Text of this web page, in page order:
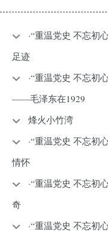
·“重温党史 不忘初
足迹
·“重温党史 不忘初
——毛泽东在1929
烽火小竹湾
·“重温党史 不忘初
情怀
·“重温党史 不忘初
奇
·“重温党史 不忘初